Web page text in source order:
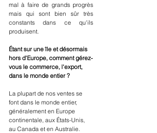
mal à faire de grands progrès
mais qui sont bien sûr très
constants dans ce qu'ils
produisent.
Étant sur une île et désormais
hors d'Europe, comment gérez-
vous le commerce, l'export,
dans le monde entier ?
La plupart de nos ventes se
font dans le monde entier,
généralement en Europe
continentale, aux États-Unis,
au Canada et en Australie.